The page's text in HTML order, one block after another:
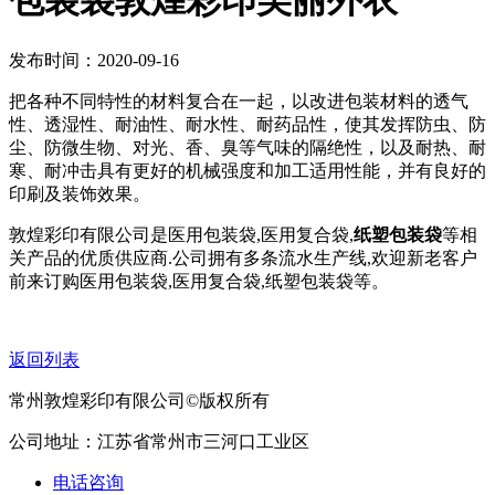
发布时间：2020-09-16
把各种不同特性的材料复合在一起，以改进包装材料的透气
性、透湿性、耐油性、耐水性、耐药品性，使其发挥防虫、防
尘、防微生物、对光、香、臭等气味的隔绝性，以及耐热、耐
寒、耐冲击具有更好的机械强度和加工适用性能，并有良好的
印刷及装饰效果。
敦煌彩印有限公司是医用包装袋,医用复合袋,纸塑包装袋等相
关产品的优质供应商.公司拥有多条流水生产线,欢迎新老客户
前来订购医用包装袋,医用复合袋,纸塑包装袋等。
返回列表
常州敦煌彩印有限公司©版权所有
公司地址：江苏省常州市三河口工业区
电话咨询